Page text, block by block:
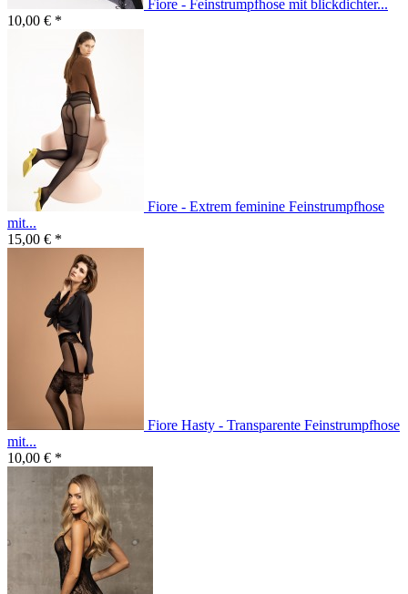
Fiore - Feinstrumpfhose mit blickdichter...
10,00 € *
Fiore - Extrem feminine Feinstrumpfhose
mit...
15,00 € *
Fiore Hasty - Transparente Feinstrumpfhose
mit...
10,00 € *